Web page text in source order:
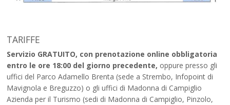
TARIFFE
Servizio GRATUITO, con prenotazione online obbligatoria
entro le ore 18:00 del giorno precedente, oppure presso gli
uffici del Parco Adamello Brenta (sede a Strembo, Infopoint di
Mavignola e Breguzzo) o gli uffici di Madonna di Campiglio
Azienda per il Turismo (sedi di Madonna di Campiglio, Pinzolo,